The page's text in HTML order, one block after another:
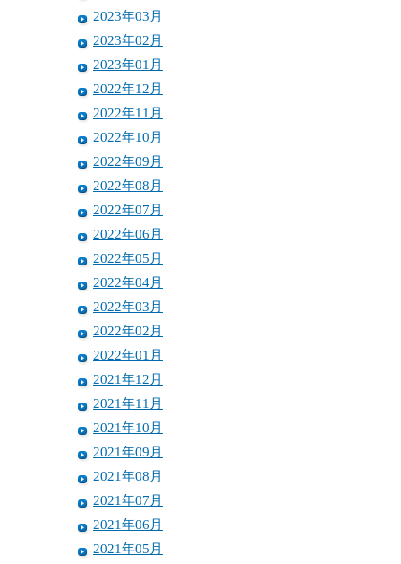
2023年03月
2023年02月
2023年01月
2022年12月
2022年11月
2022年10月
2022年09月
2022年08月
2022年07月
2022年06月
2022年05月
2022年04月
2022年03月
2022年02月
2022年01月
2021年12月
2021年11月
2021年10月
2021年09月
2021年08月
2021年07月
2021年06月
2021年05月